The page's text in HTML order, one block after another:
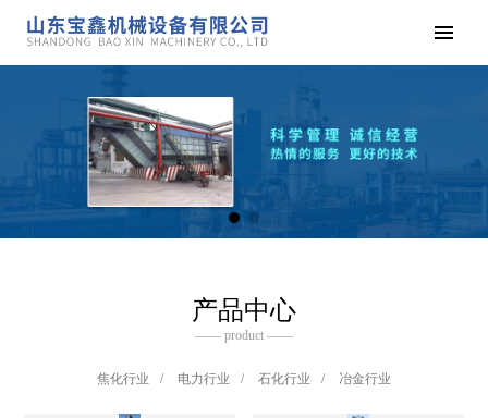
产品中心
—— product ——
焦化行业 / 电力行业 / 石化行业 / 冶金行业